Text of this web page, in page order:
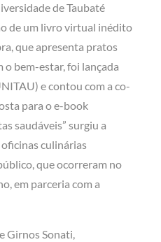
de Taubaté
de um livro virtual inédito
que apresenta pratos
bem-estar, foi lançada
e contou com a co-
para o e-book
saudáveis” surgiu a
culinárias
que ocorreram no
em parceria com a
Girnos Sonati,